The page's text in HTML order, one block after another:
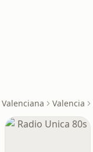
Valencia